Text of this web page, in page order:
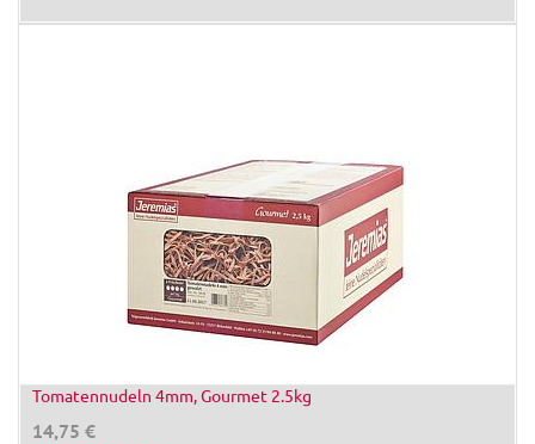
Tomatennudeln 4mm, Gourmet 2.5kg
14,75 €